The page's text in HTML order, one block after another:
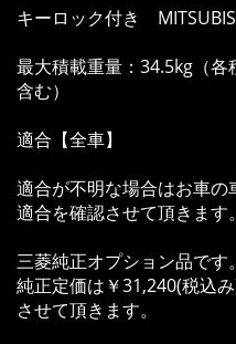
キーロック付き
最大積載重量：34.5kg（
含む）
適合【全車】
適合が不明な場合はお車の
適合を確認させて頂きます。
三菱純正オプション品です。
純正定価は￥31,240(税込
させて頂きます。